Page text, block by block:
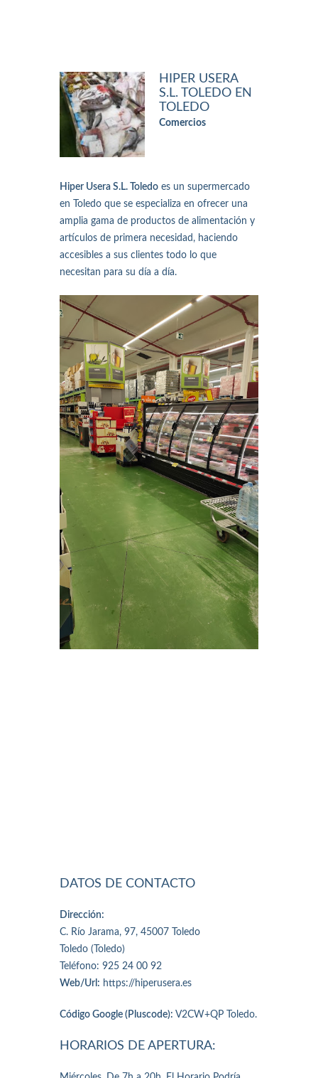
HIPER USERA
S.L. TOLEDO EN
TOLEDO
Comercios
Hiper Usera S.L. Toledo es un supermercado
en Toledo que se especializa en ofrecer una
amplia gama de productos de alimentación y
artículos de primera necesidad, haciendo
accesibles a sus clientes todo lo que
necesitan para su día a día.
DATOS DE CONTACTO
Dirección:
C. Río Jarama, 97, 45007 Toledo
Toledo (Toledo)
Teléfono: 925 24 00 92
Web/Url: https://hiperusera.es
Código Google (Pluscode): V2CW+QP Toledo.
HORARIOS DE APERTURA: